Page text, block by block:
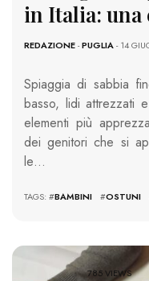
in Italia: una
REDAZIONE-PUGLIA- 14
Spiaggia di sabbia
basso, lidi attrezzati
elementi più
dei genitori che si
le…
TAGS: #BAMBINI #OSTUNI
785 VIEWS